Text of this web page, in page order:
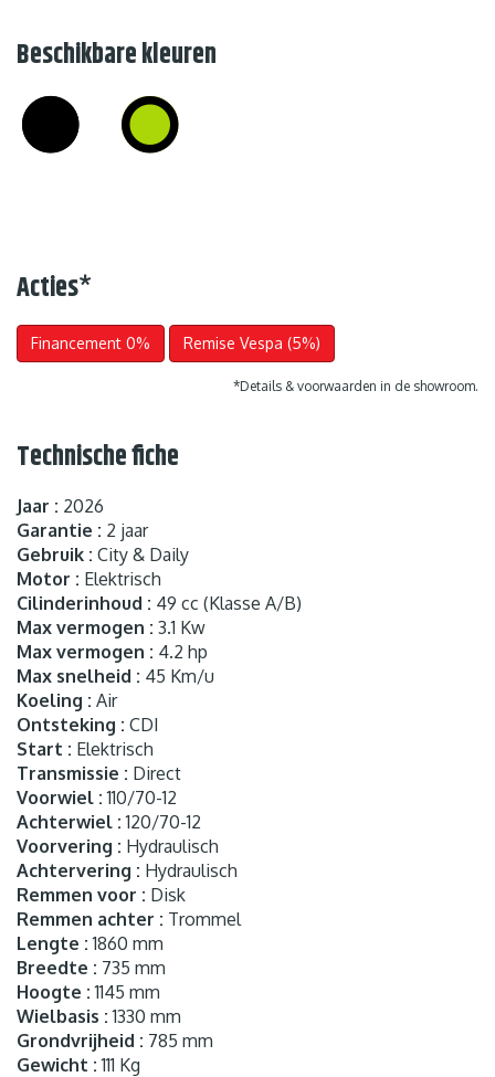
Beschikbare kleuren
Acties*
Financement 0% Remise Vespa (5%)
*Details & voorwaarden in de showroom.
Technische fiche
Jaar : 2026
Garantie : 2 jaar
Gebruik : City & Daily
Motor : Elektrisch
Cilinderinhoud : 49 cc (Klasse A/B)
Max vermogen : 3.1 Kw
Max vermogen : 4.2 hp
Max snelheid : 45 Km/u
Koeling : Air
Ontsteking : CDI
Start : Elektrisch
Transmissie : Direct
Voorwiel : 110/70-12
Achterwiel : 120/70-12
Voorvering : Hydraulisch
Achtervering : Hydraulisch
Remmen voor : Disk
Remmen achter : Trommel
Lengte : 1860 mm
Breedte : 735 mm
Hoogte : 1145 mm
Wielbasis : 1330 mm
Grondvrijheid : 785 mm
Gewicht : 111 Kg